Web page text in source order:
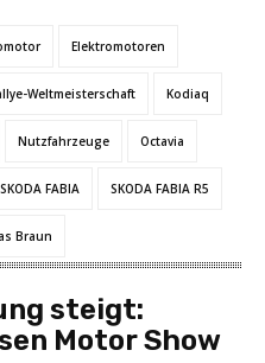
Elektromotoren
Weltmeisterschaft Kodiaq
Nutzfahrzeuge Octavia
SKODA FABIA SKODA FABIA R5
Braun
steigt:
Motor Show